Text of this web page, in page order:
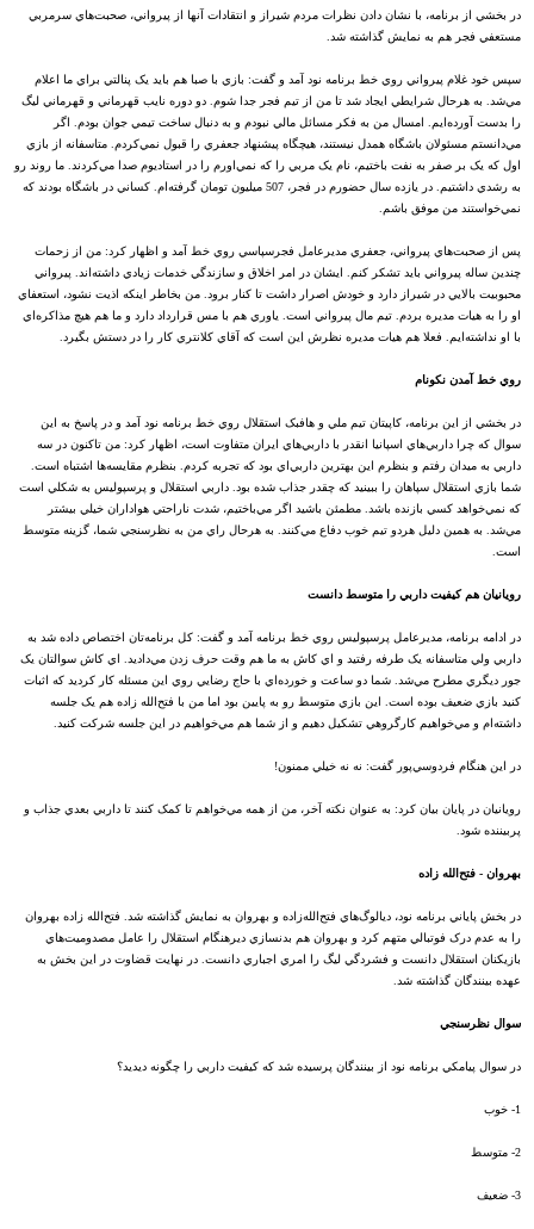
در بخشي از برنامه، با نشان دادن نظرات مردم شيراز و انتقادات آنها از پيرواني، صحبت‌هاي سرمربي
مستعفي فجر هم به نمايش گذاشته شد.
سپس خود غلام پيرواني روي خط برنامه نود آمد و گفت: بازي با صبا هم بايد يک پنالتي براي ما اعلام
مي‌شد. به هرحال شرايطي ايجاد شد تا من از تيم فجر جدا شوم. دو دوره نايب قهرماني و قهرماني ليگ
را بدست‌ آورده‌ايم. امسال من به فکر مسائل مالي نبودم و به دنبال ساخت تيمي جوان بودم. اگر
مي‌دانستم مسئولان باشگاه همدل نيستند، هيچگاه پيشنهاد جعفري را قبول نمي‌کردم. متاسفانه از بازي
اول که يک بر صفر به نفت باختيم، نام يک مربي را که نمي‌اورم را در استاديوم صدا مي‌کردند. ما روند رو
به رشدي داشتيم. در يازده سال حضورم در فجر، 507 ميليون تومان گرفته‌ام. کساني در باشگاه بودند که
نمي‌خواستند من موفق باشم.
پس از صحبت‌هاي پيرواني، جعفري مديرعامل فجرسپاسي روي خط آمد و اظهار کرد: من از زحمات
چندين ساله پيرواني بايد تشکر کنم. ايشان در امر اخلاق و سازندگي خدمات زيادي داشته‌اند. پيرواني
محبوبيت بالايي در شيراز دارد و خودش اصرار داشت تا کنار برود. من بخاطر اينکه اذيت نشود، استعفاي
او را به هيات مديره بردم. تيم مال پيرواني است. ياوري هم با مس قرارداد دارد و ما هم هيچ مذاکره‌اي
با او نداشته‌ايم. فعلا هم هيات مديره نظرش اين است که آقاي کلانتري کار را در دستش بگيرد.
روي خط آمدن نکونام
در بخشي از اين برنامه، کاپيتان تيم ملي و هافبک استقلال روي خط برنامه نود آمد و در پاسخ به اين
سوال که چرا داربي‌هاي اسپانيا انقدر با داربي‌هاي ايران متفاوت است، اظهار کرد: من تاکنون در سه
داربي به ميدان رفتم و بنظرم اين بهترين داربي‌اي بود که تجربه کردم. بنظرم مقايسه‌ها اشتباه است.
شما بازي استقلال سپاهان را ببينيد که چقدر جذاب شده بود. داربي استقلال و پرسپوليس به شکلي است
که نمي‌خواهد کسي بازنده باشد. مطمئن باشيد اگر مي‌باختيم، شدت ناراحتي هواداران خيلي بيشتر
مي‌شد. به همين دليل هردو تيم خوب دفاع مي‌کنند. به هرحال راي من به نظرسنجي شما، گزينه متوسط
است.
رويانيان هم کيفيت داربي را متوسط دانست
در ادامه برنامه، مديرعامل پرسپوليس روي خط برنامه آمد و گفت: کل برنامه‌تان اختصاص داده شد به
داربي ولي متاسفانه يک طرفه رفتيد و اي کاش به ما هم وقت حرف زدن مي‌داديد. اي کاش سوالتان يک
جور ديگري مطرح مي‌شد. شما دو ساعت و خورده‌اي با حاج رضايي روي اين مسئله کار کرديد که اثبات
کنيد بازي ضعيف بوده است. اين بازي متوسط رو به پايين بود اما من با فتح‌الله زاده هم يک جلسه
داشته‌ام و مي‌خواهيم کارگروهي تشکيل دهيم و از شما هم مي‌خواهيم در اين جلسه شرکت کنيد.
در اين هنگام فردوسي‌پور گفت: نه نه خيلي ممنون!
رويانيان در پايان بيان کرد: به عنوان نکته آخر، من از همه مي‌خواهم تا کمک کنند تا داربي بعدي جذاب و
پربيننده شود.
بهروان - فتح‌الله زاده
در بخش پاياني برنامه نود، ديالوگ‌هاي فتح‌الله‌زاده و بهروان به نمايش گذاشته شد. فتح‌الله زاده بهروان
را به عدم درک فوتبالي متهم کرد و بهروان هم بدنسازي ديرهنگام استقلال را عامل مصدوميت‌هاي
بازيکنان استقلال دانست و فشردگي ليگ را امري اجباري دانست. در نهايت قضاوت در اين بخش به
عهده بينندگان گذاشته شد.
سوال نظرسنجي
در سوال پيامکي برنامه نود از بينندگان پرسيده شد که کيفيت داربي را چگونه ديديد؟
1- خوب
2- متوسط
3- ضعيف